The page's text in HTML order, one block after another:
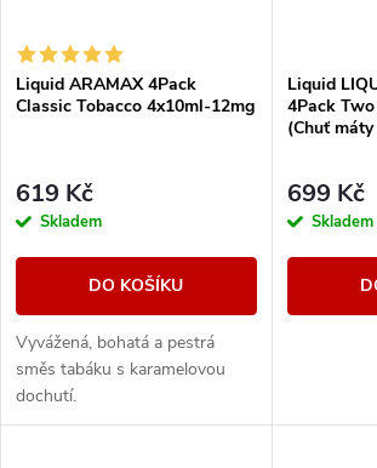
Liquid ARAMAX 4Pack
Classic Tobacco 4x10ml-12mg
619 Kč
Skladem
DO KOŠÍKU
Vyvážená, bohatá a pestrá
směs tabáku s karamelovou
dochutí.
Liquid
4Pack
(Chuť
699 Kč
Skladem